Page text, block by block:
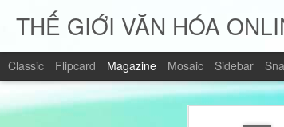
THẾ GIỚI VĂN HÓA
Classic Flipcard Magazine Mosaic Sidebar